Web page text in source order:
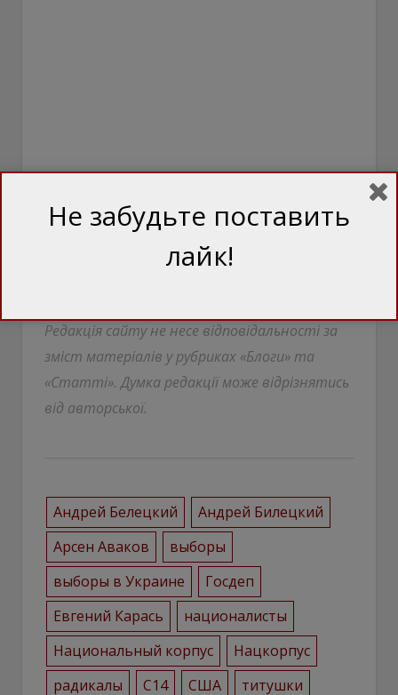
Редакція сайту не несе відповідальності за
зміст матеріалів у рубриках «Блоги» та
«Статті». Думка редакції може відрізнятись
від авторської.
Андрей Белецкий
Андрей Билецкий
Арсен Аваков
выборы
выборы в Украине
Госдеп
Евгений Карась
националисты
Национальный корпус
Нацкорпус
радикалы
С14 США
титушки
Не забудьте поставить
лайк!